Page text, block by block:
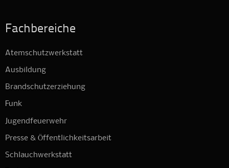
Fachbereiche
Atemschutzwerkstatt
Ausbildung
Brandschutzerziehung
Funk
Jugendfeuerwehr
Presse & Öffentlichkeitsarbeit
Schlauchwerkstatt